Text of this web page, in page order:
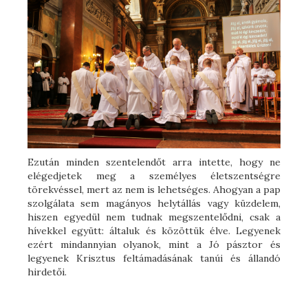
Ezután minden szentelendőt arra intette, hogy ne
elégedjetek meg a személyes életszentségre
törekvéssel, mert az nem is lehetséges. Ahogyan a pap
szolgálata sem magányos helytállás vagy küzdelem,
hiszen egyedül nem tudnak megszentelődni, csak a
hívekkel együtt: általuk és közöttük élve. Legyenek
ezért mindannyian olyanok, mint a Jó pásztor és
legyenek Krisztus feltámadásának tanúi és állandó
hirdetői.